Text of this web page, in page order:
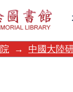
→ 中國大陸